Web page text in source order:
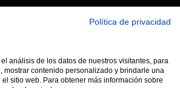
[cómo llegar]
Política de privacidad
análisis de los datos de nuestros visitantes, para
mostrar contenido personalizado y brindarle una
sitio web. Para obtener más información sobre